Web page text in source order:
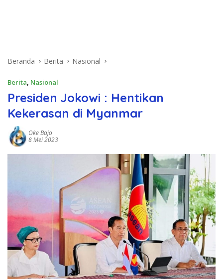
Beranda Berita Nasional
Berita, Nasional
Presiden Jokowi : Hentikan
Kekerasan di Myanmar
Oke Bajo
8 Mei 2023